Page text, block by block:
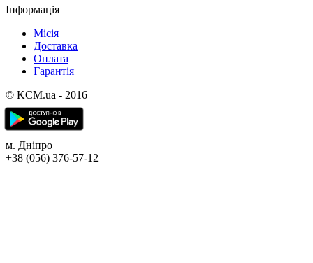
Інформація
Місія
Доставка
Оплата
Гарантія
© KCM.ua - 2016
м. Дніпро
+38 (056) 376-57-12